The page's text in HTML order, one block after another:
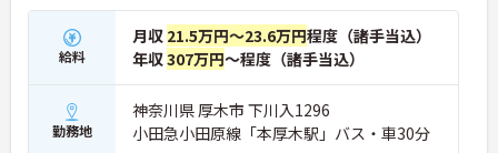
給料
月収 21.5万円～23.6万円程度（諸手当込）
年収307万円～程度（諸手当込）
勤務地
神奈川県 厚木市 下川入1296
小田急小田原線「本厚木駅」バス・車30分